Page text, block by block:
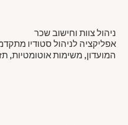
אפליקציה לניהול סטודיו
המועדון, משימות אוטומטיות,
ניהול צוות וחישוב שכר